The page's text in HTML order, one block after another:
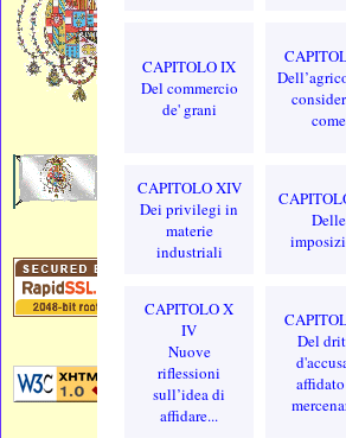
CAPITOLO IX
Del commercio
de' grani
come
CAPITOLO XIV
Dei privilegi in
materie
industriali
Delle
CAPITOLO X
IV
Nuove
riflessioni
sull’idea di
affidare...
Del